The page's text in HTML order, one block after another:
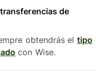
de
obtendrás el tipo
con Wise.